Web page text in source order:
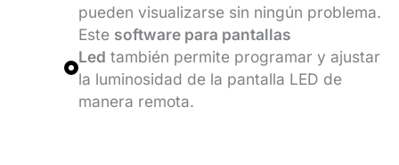
pueden visualizarse sin ningún problema.
Este software para pantallas
Led también permite programar y ajustar
la luminosidad de la pantalla LED de
manera remota.